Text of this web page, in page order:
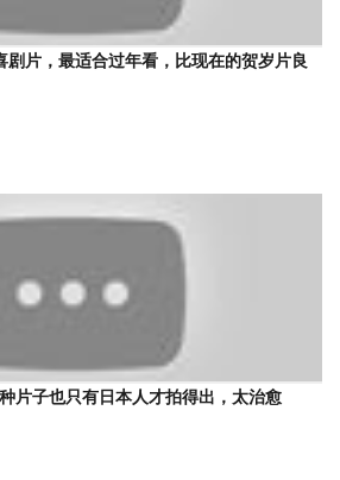
剧片，最适合过年看，比现在的贺岁片良
片子也只有日本人才拍得出，太治愈